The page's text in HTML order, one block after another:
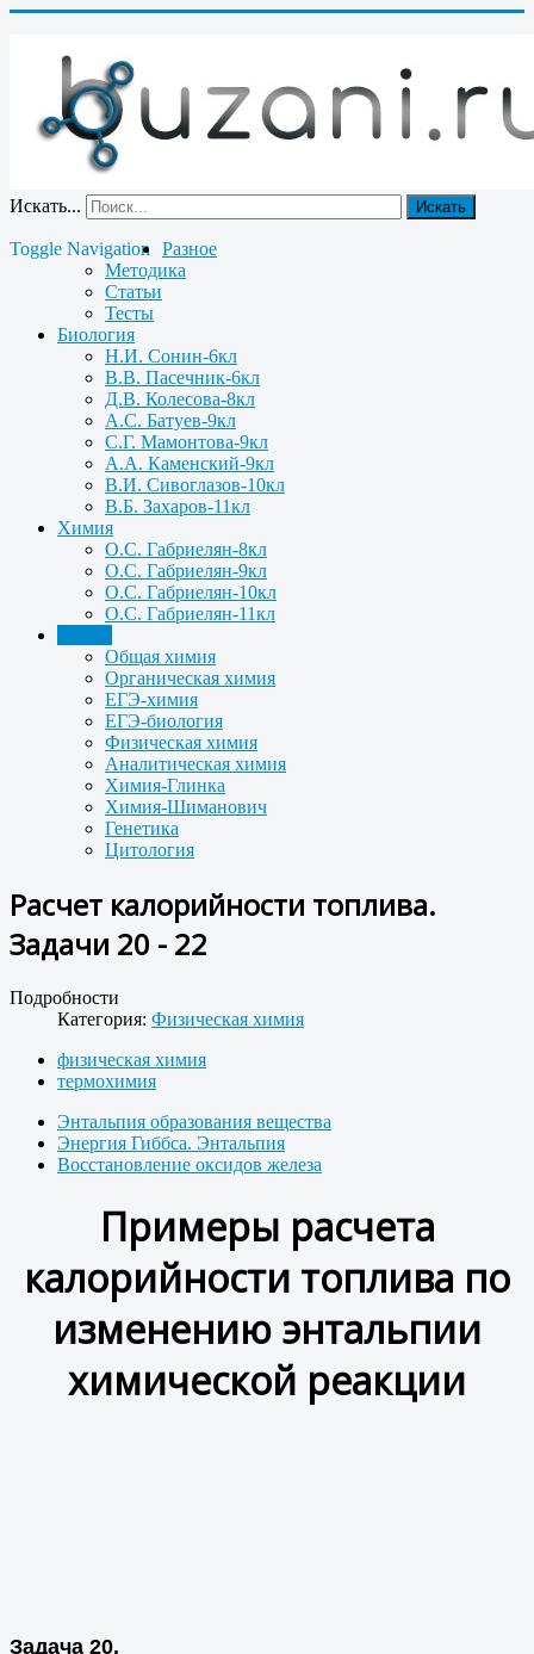
Искать... Искать
Toggle Navigation
Разное
Методика
Статьи
Тесты
Биология
Н.И. Сонин-6кл
В.В. Пасечник-6кл
Д.В. Колесова-8кл
А.С. Батуев-9кл
С.Г. Мамонтова-9кл
А.А. Каменский-9кл
В.И. Сивоглазов-10кл
В.Б. Захаров-11кл
Химия
О.С. Габриелян-8кл
О.С. Габриелян-9кл
О.С. Габриелян-10кл
О.С. Габриелян-11кл
Общая химия
Органическая химия
ЕГЭ-химия
ЕГЭ-биология
Физическая химия
Аналитическая химия
Химия-Глинка
Химия-Шиманович
Генетика
Цитология
Расчет калорийности топлива.
Задачи 20 - 22
Подробности
Категория: Физическая химия
физическая химия
термохимия
Энтальпия образования вещества
Энергия Гиббса. Энтальпия
Восстановление оксидов железа
Примеры расчета
калорийности топлива по
изменению энтальпии
химической реакции
Задача 20.